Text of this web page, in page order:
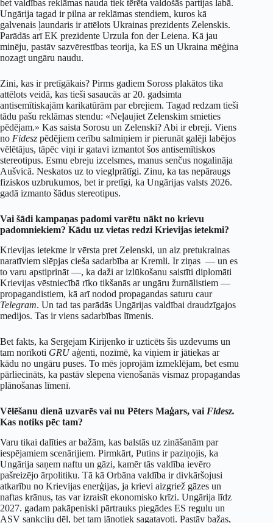
bet valdības reklāmas nauda tiek tērēta valdošās partijas labā.
Ungārija tagad ir pilna ar reklāmas stendiem, kuros kā
galvenais ļaundaris ir attēlots Ukrainas prezidents Zelenskis.
Parādās arī EK prezidente Urzula fon der Leiena. Kā jau
minēju, pastāv sazvērestības teorija, ka ES un Ukraina mēģina
nozagt ungāru naudu.
Zini, kas ir pretīgākais? Pirms gadiem Soross plakātos tika
attēlots veidā, kas tieši sasaucās ar 20. gadsimta
antisemītiskajām karikatūrām par ebrejiem. Tagad redzam tieši
tādu pašu reklāmas stendu: «Neļaujiet Zelenskim smieties
pēdējam.» Kas saista Sorosu un Zelenski? Abi ir ebreji. Viens
no Fidesz pēdējiem cerību salmiņiem ir pierunāt galēji labējos
vēlētājus, tāpēc viņi ir gatavi izmantot šos antisemītiskos
stereotipus. Esmu ebreju izcelsmes, manus senčus nogalināja
Aušvicā. Neskatos uz to vieglprātīgi. Zinu, ka tas nepāraugs
fiziskos uzbrukumos, bet ir pretīgi, ka Ungārijas valsts 2026.
gadā izmanto šādus stereotipus.
Vai šādi kampaņas padomi varētu nākt no krievu
padomniekiem? Kādu uz vietas redzi Krievijas ietekmi?
Krievijas ietekme ir vērsta pret Zelenski, un aiz pretukrainas
naratīviem slēpjas cieša sadarbība ar Kremli. Ir ziņas — un es
to varu apstiprināt —, ka daži ar izlūkošanu saistīti diplomāti
Krievijas vēstniecībā rīko tikšanās ar ungāru žurnālistiem —
propagandistiem, kā arī nodod propagandas saturu caur
Telegram. Un tad tas parādās Ungārijas valdībai draudzīgajos
medijos. Tas ir viens sadarbības līmenis.
Bet fakts, ka Sergejam Kirijenko ir uzticēts šis uzdevums un
tam norīkoti GRUaģenti, nozīmē, ka viņiem ir jātiekas ar
kādu no ungāru puses. To mēs joprojām izmeklējam, bet esmu
pārliecināts, ka pastāv slepena vienošanās vismaz propagandas
plānošanas līmenī.
Vēlēšanu dienā uzvarēs vai nu Pēters Maģars, vai Fidesz.
Kas notiks pēc tam?
Varu tikai dalīties ar bažām, kas balstās uz zināšanām par
iespējamiem scenārijiem. Pirmkārt, Putins ir paziņojis, ka
Ungārija saņem naftu un gāzi, kamēr tās valdība ievēro
pašreizējo ārpolitiku. Tā kā Orbāna valdība ir divkāršojusi
atkarību no Krievijas enerģijas, ja krievi aizgriež gāzes un
naftas krānus, tas var izraisīt ekonomisko krīzi. Ungārija līdz
2027. gadam pakāpeniski pārtrauks piegādes ES regulu un
ASV sankciju dēļ, bet tam jānotiek sagatavoti. Pastāv bažas,